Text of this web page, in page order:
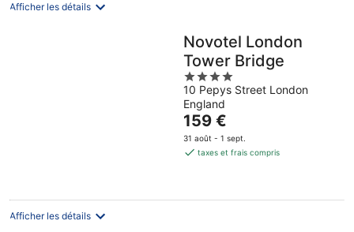
Afficher les détails
Novotel London
Tower Bridge
4
out
of
5
10 Pepys Street London
England
Le
prix
est
par
159 €
31 août - 1 sept.
taxes et frais compris
Afficher les détails